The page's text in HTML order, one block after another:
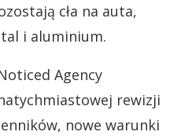
cła na auta,
i aluminium.
Agency
rewizji
nowe warunki